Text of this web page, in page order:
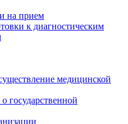
на прием
к диагностическим
медицинской
государственной